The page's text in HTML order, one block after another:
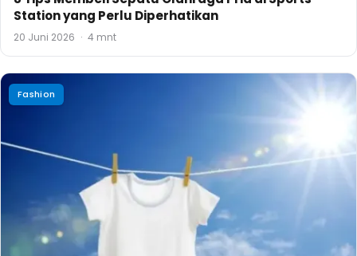
Station yang Perlu Diperhatikan
20 Juni 2026 · 4 mnt
Fashion